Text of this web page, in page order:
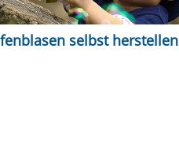
selbst herstellen